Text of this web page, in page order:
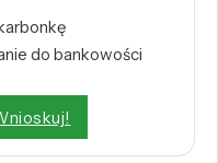
do bankowości